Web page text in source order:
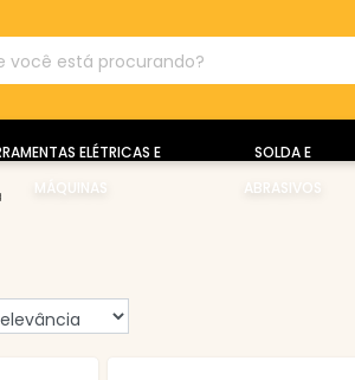
ELÉTRICAS E
MÁQUINAS
SOLDA E
ABRASIVOS